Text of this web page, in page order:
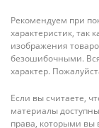
Рекомендуем при
характеристик, так
изображения
безошибочными.
характер.
Если вы считаете,
материалы
права, которыми вы